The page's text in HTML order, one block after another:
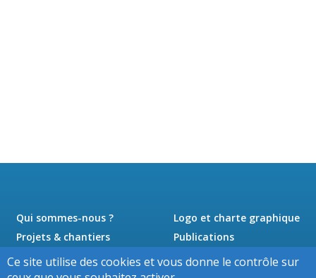
Qui sommes-nous ?
Projets & chantiers
Actualités
Jobs
Logo et charte graphique
Publications
Presse
Contact
Ce site utilise des cookies et vous donne le contrôle sur